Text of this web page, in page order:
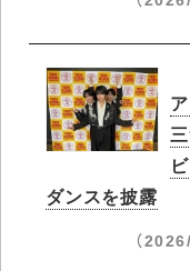
ダンスを披露
（